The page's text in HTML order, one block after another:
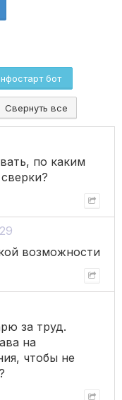
бот
Свернуть все
по каким
возможности
за труд.
на
чтобы не